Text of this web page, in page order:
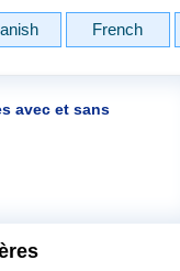
French
avec et sans